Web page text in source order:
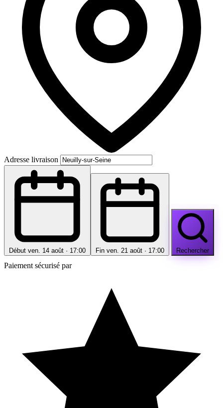
Adresse livraison
Début ven. 14 août · 17:00 Fin ven. 21 août · 17:00 Rechercher
Paiement sécurisé par